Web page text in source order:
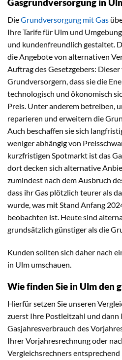
Gasgrundversorgung in
DieGrundversorgung mit Gas
Ihre Tarife für Ulm und
und kundenfreundlich gestaltet.
die Angebote von alternativen
Auftrag des Gesetzgebers:
Grundversorgern, dass sie die
technologisch und ökonomisch
Preis. Unter anderem betreiben,
reparieren und erweitern die
Auch beschaffen sie sich
weniger abhängig von
kurzfristigen Spotmarkt ist das
dort decken sich alternative
zumindest nach dem Ausbruch
dass ihr Gas plötzlich teurer als
wurde, was mit Stand Anfang
beobachten ist. Heute sind
grundsätzlich günstiger als die
Kunden sollten sich daher nach
in Ulm umschauen.
Wie finden Sie in Ulm den
Hierfür setzen Sie unseren
zuerst Ihre Postleitzahl und dann
Gasjahresverbrauch des
Ihrer Vorjahresrechnung oder
Vergleichsrechners